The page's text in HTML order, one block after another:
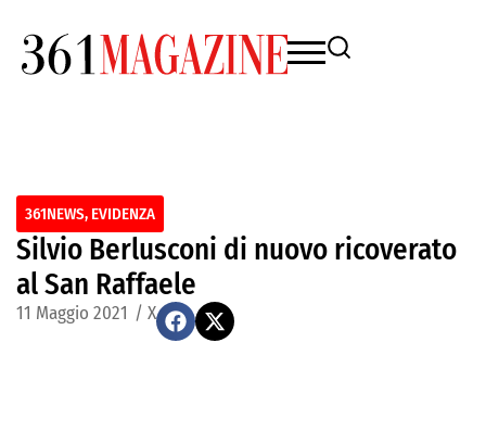
361NEWS, EVIDENZA
Silvio Berlusconi di nuovo ricoverato
al San Raffaele
11 Maggio 2021 / X